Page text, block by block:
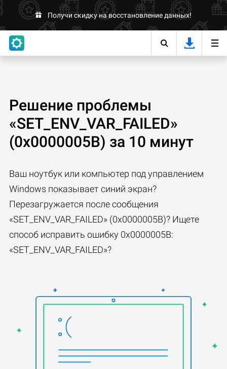
Получи скидку на восстановление данных!
Решение проблемы
«SET_ENV_VAR_FAILED»
(0x0000005B) за 10 минут
Ваш ноутбук или компьютер под управлением
Windows показывает синий экран?
Перезагружается после сообщения
«SET_ENV_VAR_FAILED» (0x0000005B)? Ищете
способ исправить ошибку 0x0000005B:
«SET_ENV_VAR_FAILED»?